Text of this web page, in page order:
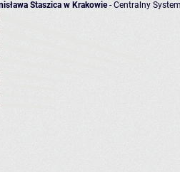
Staszica w Krakowie- Centralny